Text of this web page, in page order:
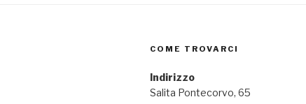
COME TROVARCI
Indirizzo
Salita Pontecorvo, 65